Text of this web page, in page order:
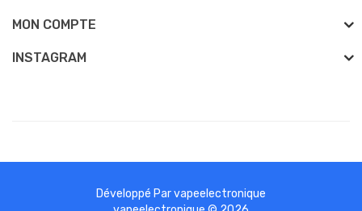
MON COMPTE
INSTAGRAM
Développé Parvapeelectronique
View more related websites-->casino uk78 win